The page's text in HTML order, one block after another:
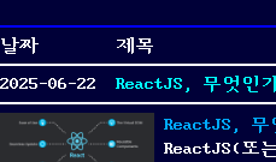
날짜
제목
2025-06-22
ReactJS, 무엇인
ReactJS, 무
ReactJS(또